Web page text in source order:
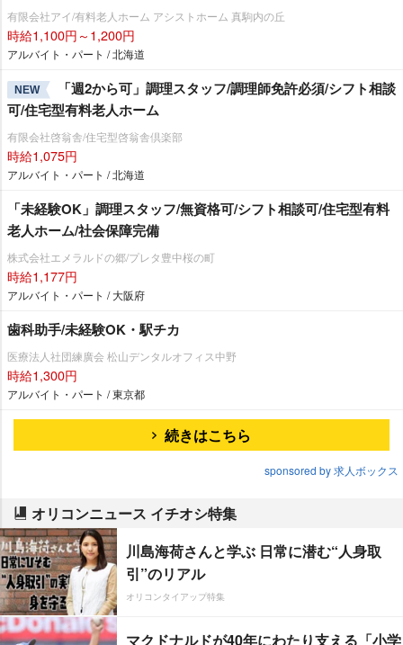
有限会社アイ/有料老人ホーム アシストホーム 真駒内の丘
時給1,100円～1,200円
アルバイト・パート / 北海道
NEW
「週2から可」調理スタッフ/調理師免許必須/シフト相談
可/住宅型有料老人ホーム
有限会社啓翁舎/住宅型啓翁舎倶楽部
時給1,075円
アルバイト・パート / 北海道
「未経験OK」調理スタッフ/無資格可/シフト相談可/住宅型有料
老人ホーム/社会保障完備
株式会社エメラルドの郷/プレタ豊中桜の町
時給1,177円
アルバイト・パート / 大阪府
歯科助手/未経験OK・駅チカ
医療法人社団練廣会 松山デンタルオフィス中野
時給1,300円
アルバイト・パート / 東京都
続きはこちら
sponsored by 求人ボックス
オリコンニュース イチオシ特集
川島海荷さんと学ぶ 日常に潜む“人身取
引”のリアル
オリコンタイアップ特集
マクドナルドが40年にわたり支える「小学